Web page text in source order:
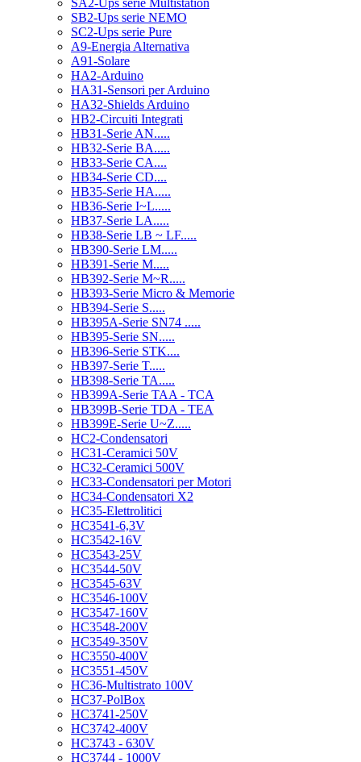
SA2-Ups serie Multistation
SB2-Ups serie NEMO
SC2-Ups serie Pure
A9-Energia Alternativa
A91-Solare
HA2-Arduino
HA31-Sensori per Arduino
HA32-Shields Arduino
HB2-Circuiti Integrati
HB31-Serie AN.....
HB32-Serie BA.....
HB33-Serie CA....
HB34-Serie CD....
HB35-Serie HA.....
HB36-Serie I~L.....
HB37-Serie LA.....
HB38-Serie LB ~ LF.....
HB390-Serie LM.....
HB391-Serie M.....
HB392-Serie M~R.....
HB393-Serie Micro & Memorie
HB394-Serie S.....
HB395A-Serie SN74 .....
HB395-Serie SN.....
HB396-Serie STK....
HB397-Serie T.....
HB398-Serie TA.....
HB399A-Serie TAA - TCA
HB399B-Serie TDA - TEA
HB399E-Serie U~Z.....
HC2-Condensatori
HC31-Ceramici 50V
HC32-Ceramici 500V
HC33-Condensatori per Motori
HC34-Condensatori X2
HC35-Elettrolitici
HC3541-6,3V
HC3542-16V
HC3543-25V
HC3544-50V
HC3545-63V
HC3546-100V
HC3547-160V
HC3548-200V
HC3549-350V
HC3550-400V
HC3551-450V
HC36-Multistrato 100V
HC37-PolBox
HC3741-250V
HC3742-400V
HC3743 - 630V
HC3744 - 1000V